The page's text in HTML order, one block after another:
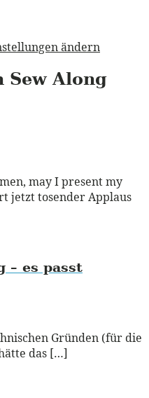
ändern
Sew Along
may I present my
jetzt tosender Applaus
– es passt
Gründen (für die
das […]